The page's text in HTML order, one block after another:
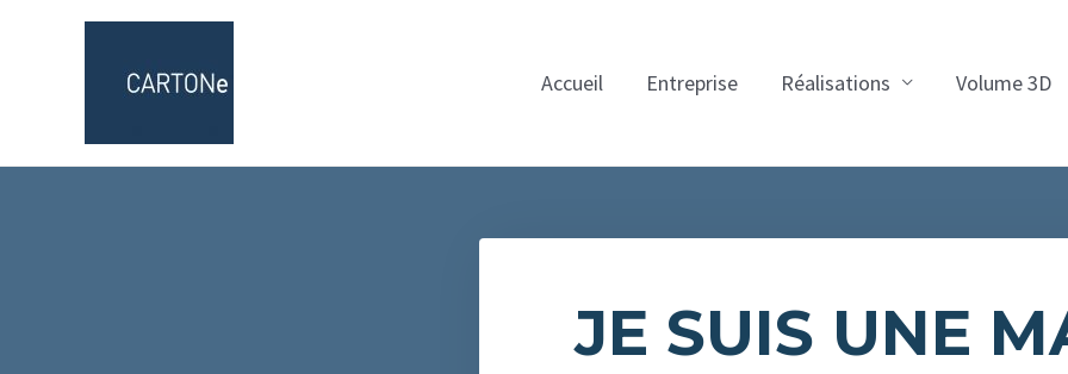
Accueil Entreprise Réalisations Volume 3D
JE SUIS UNE